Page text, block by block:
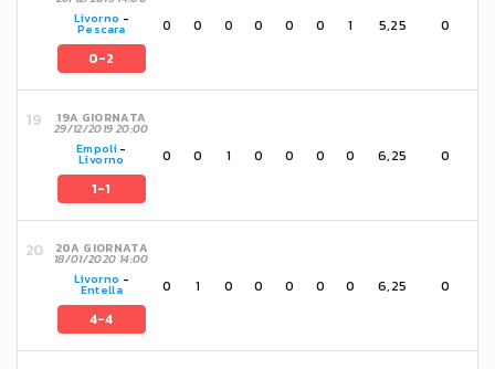
Livorno -
Pescara
0-2
0 0 0 0 0 0 1 5,25 0
19A GIORNATA
29/12/2019 20:00
Empoli -
Livorno
1-1
0 0 1 0 0 0 0 6,25 0
20A GIORNATA
18/01/2020 14:00
Livorno -
Entella
4-4
0 1 0 0 0 0 0 6,25 0